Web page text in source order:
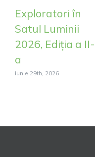
Exploratori în
Satul Luminii
2026, Ediția a II-
a
iunie 29th, 2026